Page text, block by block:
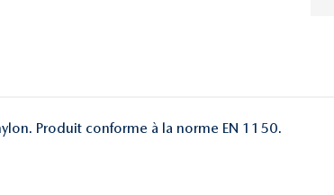
Produit conforme à la norme EN 1150.